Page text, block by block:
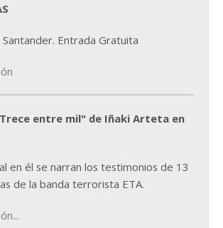
Santander. Entrada Gratuita
entre mil" de Iñaki Arteta en
en él se narran los testimonios de 13
de la banda terrorista ETA.